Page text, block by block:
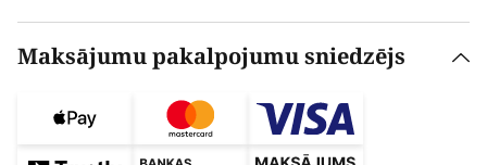
Maksājumu pakalpojumu sniedzējs